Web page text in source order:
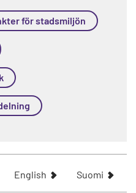
för stadsmiljön
S
English
N
Suomi